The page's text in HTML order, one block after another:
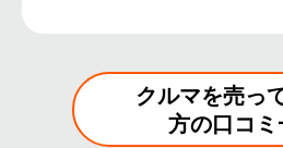
クルマを売っ
方の口コミ